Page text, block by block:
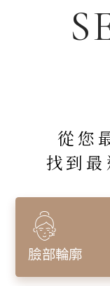
從您
找到
臉部輪廓